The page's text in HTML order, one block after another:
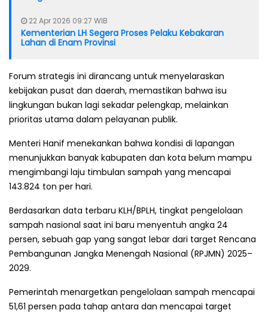
22 Apr 2026 09:27 WIB
Kementerian LH Segera Proses Pelaku Kebakaran
Lahan di Enam Provinsi
Forum strategis ini dirancang untuk menyelaraskan
kebijakan pusat dan daerah, memastikan bahwa isu
lingkungan bukan lagi sekadar pelengkap, melainkan
prioritas utama dalam pelayanan publik.
Menteri Hanif menekankan bahwa kondisi di lapangan
menunjukkan banyak kabupaten dan kota belum mampu
mengimbangi laju timbulan sampah yang mencapai
143.824 ton per hari.
Berdasarkan data terbaru KLH/BPLH, tingkat pengelolaan
sampah nasional saat ini baru menyentuh angka 24
persen, sebuah gap yang sangat lebar dari target Rencana
Pembangunan Jangka Menengah Nasional (RPJMN) 2025–
2029.
Pemerintah menargetkan pengelolaan sampah mencapai
51,61 persen pada tahap antara dan mencapai target